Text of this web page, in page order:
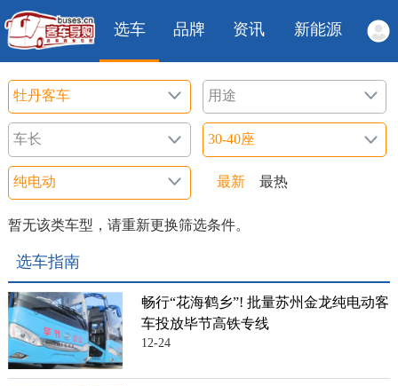
选车 品牌 资讯 新能源
最新 最热
暂无该类车型，请重新更换筛选条件。
选车指南
畅行“花海鹤乡”! 批量苏州金龙纯电动客
车投放毕节高铁专线
12-24